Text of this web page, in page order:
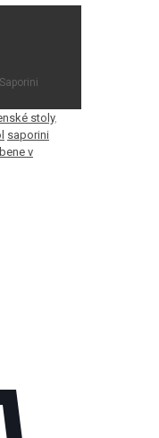
stoly,
saporini
v